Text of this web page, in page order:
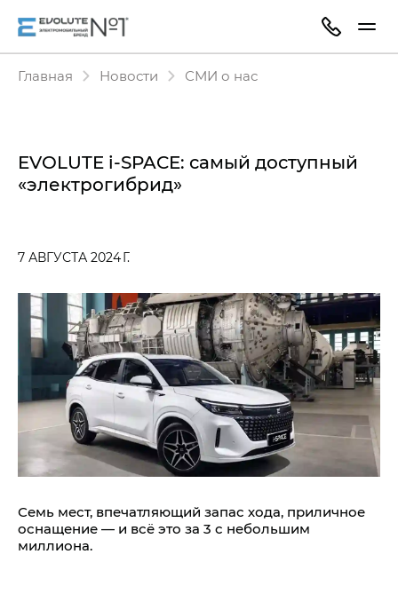
Главная Новости СМИ о нас
EVOLUTE i‑SPACE: самый доступный
«электрогибрид»
7 АВГУСТА 2024 Г.
Семь мест, впечатляющий запас хода, приличное
оснащение — и всё это за 3 с небольшим
миллиона.